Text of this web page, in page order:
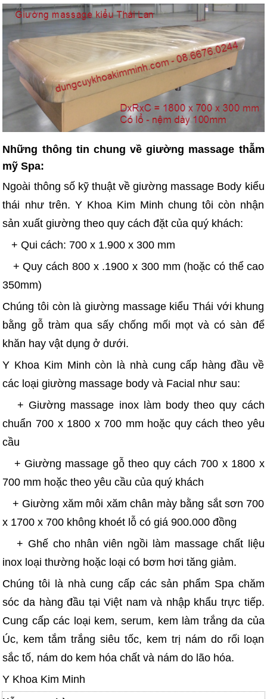
Những thông tin chung về giường massage thẫm
mỹ Spa:
Ngoài thông số kỹ thuật về giường massage Body kiểu
thái như trên. Y Khoa Kim Minh chung tôi còn nhận
sản xuất giường theo quy cách đặt của quý khách:
+ Qui cách: 700 x 1.900 x 300 mm
+ Quy cách 800 x .1900 x 300 mm (hoặc có thể cao
350mm)
Chúng tôi còn là giường massage kiểu Thái với khung
bằng gỗ tràm qua sấy chống mối mọt và có sàn để
khăn hay vật dụng ở dưới.
Y Khoa Kim Minh còn là nhà cung cấp hàng đầu về
các loại giường massage body và Facial như sau:
+ Giường massage inox làm body theo quy cách
chuẩn 700 x 1800 x 700 mm hoặc quy cách theo yêu
cầu
+ Giường massage gỗ theo quy cách 700 x 1800 x
700 mm hoặc theo yêu cầu của quý khách
+ Giường xăm môi xăm chân mày bằng sắt sơn 700
x 1700 x 700 không khoét lỗ có giá 900.000 đồng
+ Ghế cho nhân viên ngồi làm massage chất liệu
inox loại thường hoặc loại có bơm hơi tăng giảm.
Chúng tôi là nhà cung cấp các sản phẩm Spa chăm
sóc da hàng đầu tại Việt nam và nhập khẩu trực tiếp.
Cung cấp các loại kem, serum, kem làm trắng da của
Úc, kem tắm trắng siêu tốc, kem trị nám do rối loạn
sắc tố, nám do kem hóa chất và nám do lão hóa.
Y Khoa Kim Minh